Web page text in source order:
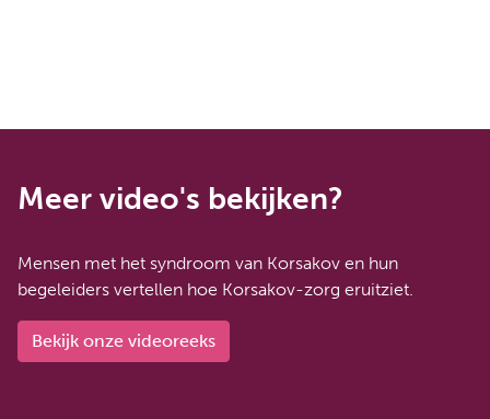
Meer video's bekijken?
Mensen met het syndroom van Korsakov en hun
begeleiders vertellen hoe Korsakov-zorg eruitziet.
Bekijk onze videoreeks